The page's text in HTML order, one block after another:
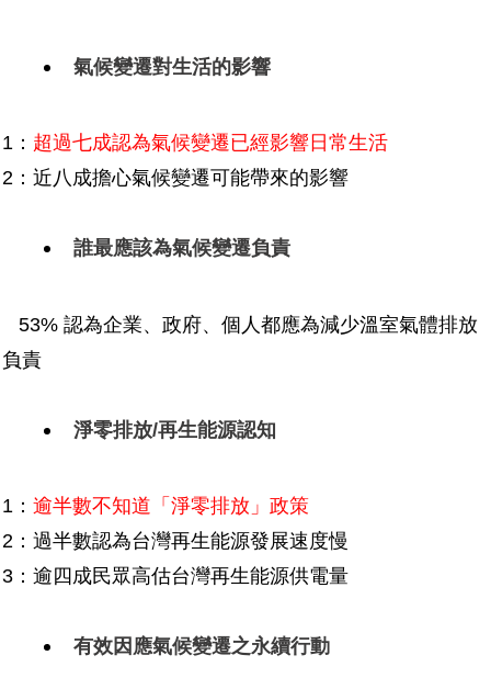
氣候變遷對生活的影響
1： 超過七成認為氣候變遷已經影響日常生活
2：近八成擔心氣候變遷可能帶來的影響
誰最應該為氣候變遷負責
53% 認為企業、政府、個人都應為減少溫室氣體排放
負責
淨零排放/再生能源認知
1： 逾半數不知道「淨零排放」政策
2：過半數認為台灣再生能源發展速度慢
3：逾四成民眾高估台灣再生能源供電量
有效因應氣候變遷之永續行動